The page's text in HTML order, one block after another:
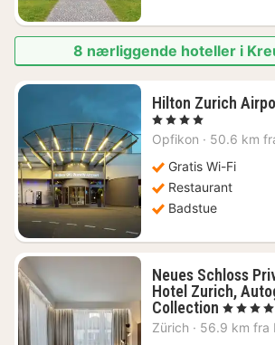
8 nærliggende hoteller i
Hilton Zurich
, 4 Stjerner
Opfikon · 50.6 km
Gratis Wi-Fi
Restaurant
Badstue
Neues Schloss
Hotel Zurich,
Collection 1
natt
, 5 Stjerner
Zürich · 56.9 km fra